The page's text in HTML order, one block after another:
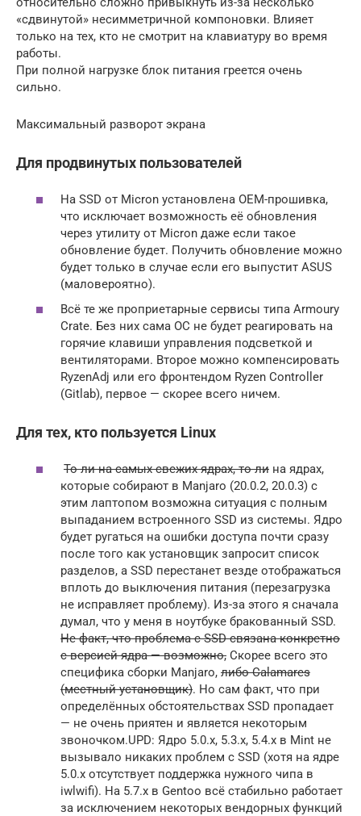
«сдвинутой» несимметричной компоновки. Влияет
только на тех, кто не смотрит на клавиатуру во время
работы.
При полной нагрузке блок питания греется очень
сильно.
Максимальный разворот экрана
Для продвинутых пользователей
На SSD от Micron установлена OEM-прошивка,
что исключает возможность её обновления
через утилиту от Micron даже если такое
обновление будет. Получить обновление можно
будет только в случае если его выпустит ASUS
(маловероятно).
Всё те же проприетарные сервисы типа Armoury
Crate. Без них сама ОС не будет реагировать на
горячие клавиши управления подсветкой и
вентиляторами. Второе можно компенсировать
RyzenAdj или его фронтендом Ryzen Controller
(Gitlab), первое — скорее всего ничем.
Для тех, кто пользуется Linux
То ли на самых свежих ядрах, то ли на ядрах,
которые собирают в Manjaro (20.0.2, 20.0.3) с
этим лаптопом возможна ситуация с полным
выпаданием встроенного SSD из системы. Ядро
будет ругаться на ошибки доступа почти сразу
после того как установщик запросит список
разделов, а SSD перестанет везде отображаться
вплоть до выключения питания (перезагрузка
не исправляет проблему). Из-за этого я сначала
думал, что у меня в ноутбуке бракованный SSD.
Не факт, что проблема с SSD связана конкретно
с версией ядра — возможно, Скорее всего это
специфика сборки Manjaro, либо Calamares
(местный установщик). Но сам факт, что при
определённых обстоятельствах SSD пропадает
— не очень приятен и является некоторым
звоночком.UPD: Ядро 5.0.x, 5.3.x, 5.4.x в Mint не
вызывало никаких проблем с SSD (хотя на ядре
5.0.x отсутствует поддержка нужного чипа в
iwlwifi). На 5.7.x в Gentoo всё стабильно работает
за исключением некоторых вендорных функций